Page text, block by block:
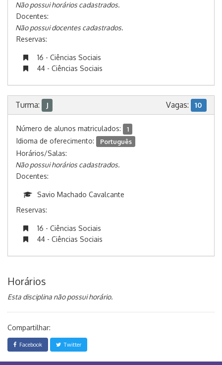
Não possui horários cadastrados.
Docentes:
Não possui docentes cadastrados.
Reservas:
16 - Ciências Sociais
44 - Ciências Sociais
Turma: J Vagas: 10
Número de alunos matriculados: 1
Idioma de oferecimento: Português
Horários/Salas:
Não possui horários cadastrados.
Docentes:
Savio Machado Cavalcante
Reservas:
16 - Ciências Sociais
44 - Ciências Sociais
Horários
Esta disciplina não possui horário.
Compartilhar:
Facebook Twitter